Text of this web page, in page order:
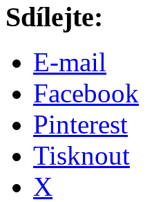
Sdílejte:
E-mail
Facebook
Pinterest
Tisknout
X